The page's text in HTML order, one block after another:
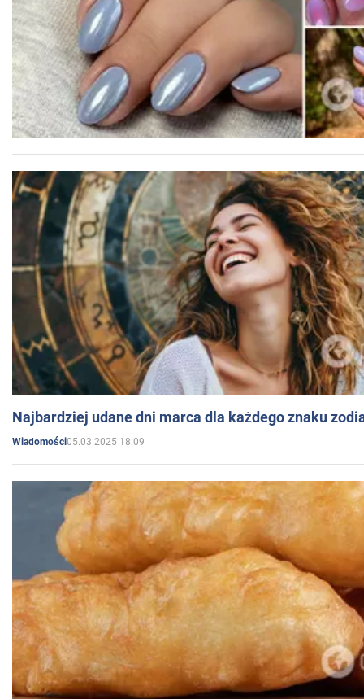
Najbardziej udane dni marca dla każdego znaku
Wiadomości05.03.2025 18:09